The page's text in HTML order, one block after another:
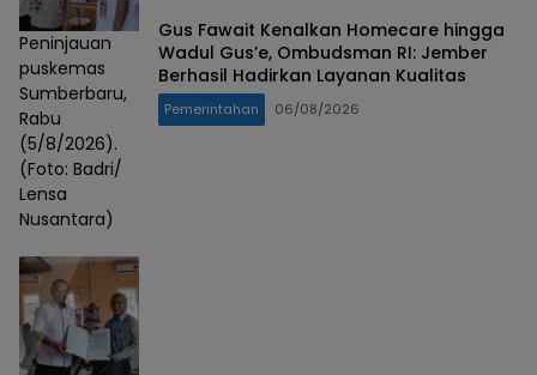
Peninjauan
puskemas
Sumberbaru,
Rabu
(5/8/2026).
(Foto: Badri/
Lensa
Nusantara)
Gus Fawait Kenalkan Homecare hingga
Wadul Gus’e, Ombudsman RI: Jember
Berhasil Hadirkan Layanan Kualitas
Pemerintahan 06/08/2026